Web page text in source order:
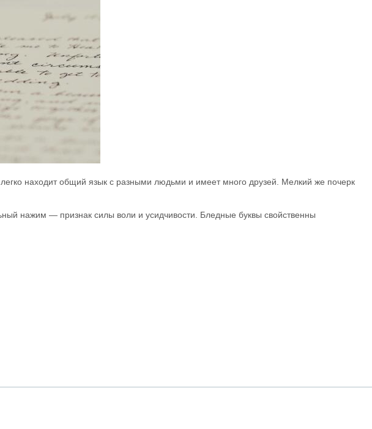
легко находит общий язык с разными людьми и имеет много друзей. Мелкий же почерк
нажим — признак силы воли и усидчивости. Бледные буквы свойственны